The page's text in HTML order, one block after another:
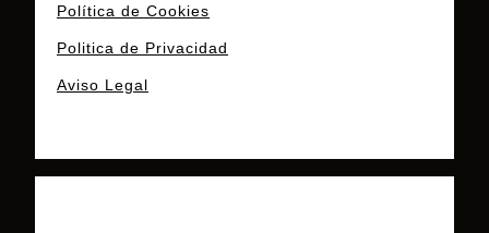
Política de Cookies
Politica de Privacidad
Aviso Legal